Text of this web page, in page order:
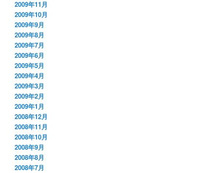
2009年11月
2009年10月
2009年9月
2009年8月
2009年7月
2009年6月
2009年5月
2009年4月
2009年3月
2009年2月
2009年1月
2008年12月
2008年11月
2008年10月
2008年9月
2008年8月
2008年7月